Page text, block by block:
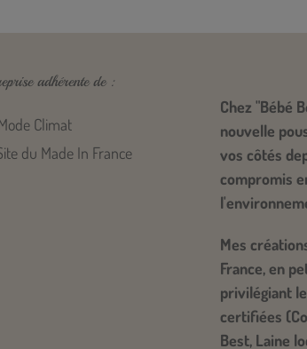
adhérente de :
Climat
du Made In France
Chez "Bébé
nouvelle
vos côtés
compromis
​Mes
France, en
privilégiant
certifiées
Best, Laine